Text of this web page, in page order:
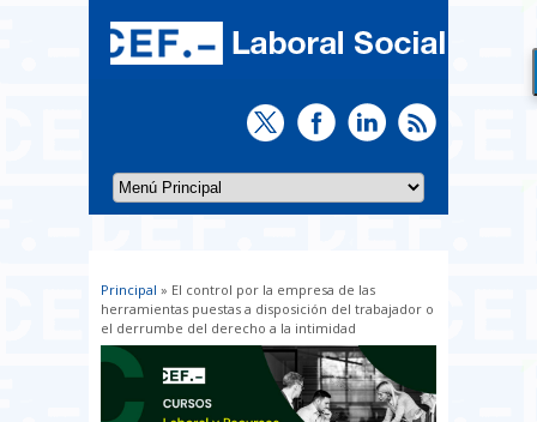
Usted está aquí
Principal » El control por la empresa de las
herramientas puestas a disposición del trabajador o
el derrumbe del derecho a la intimidad